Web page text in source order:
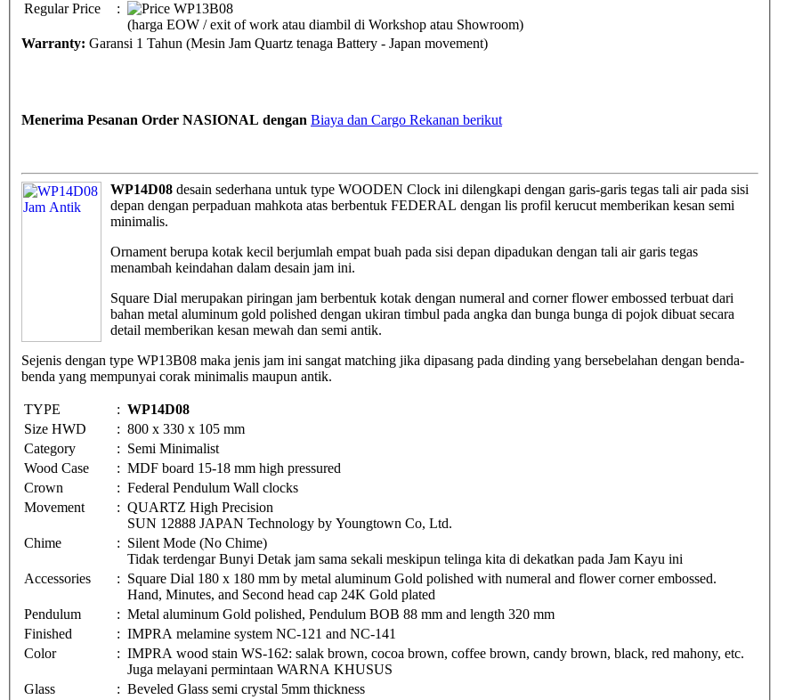
Regular Price
:
(harga EOW / exit of work atau diambil di Workshop atau Showroom)
Warranty: Garansi 1 Tahun (Mesin Jam Quartz tenaga Battery - Japan movement)
Menerima Pesanan Order NASIONAL dengan Biaya dan Cargo Rekanan berikut
WP14D08 desain sederhana untuk type WOODEN Clock ini dilengkapi dengan garis-garis tegas tali air pada sisi
depan dengan perpaduan mahkota atas berbentuk FEDERAL dengan lis profil kerucut memberikan kesan semi
minimalis.
Ornament berupa kotak kecil berjumlah empat buah pada sisi depan dipadukan dengan tali air garis tegas
menambah keindahan dalam desain jam ini.
Square Dial merupakan piringan jam berbentuk kotak dengan numeral and corner flower embossed terbuat dari
bahan metal aluminum gold polished dengan ukiran timbul pada angka dan bunga bunga di pojok dibuat secara
detail memberikan kesan mewah dan semi antik.
Sejenis dengan type WP13B08 maka jenis jam ini sangat matching jika dipasang pada dinding yang bersebelahan dengan benda-
benda yang mempunyai corak minimalis maupun antik.
TYPE : WP14D08
Size HWD
: 800 x 330 x 105 mm
Category
: Semi Minimalist
Wood Case
: MDF board 15-18 mm high pressured
Crown
: Federal Pendulum Wall clocks
Movement
: QUARTZ High Precision
SUN 12888 JAPAN Technology by Youngtown Co, Ltd.
Chime
: Silent Mode (No Chime)
Tidak terdengar Bunyi Detak jam sama sekali meskipun telinga kita di dekatkan pada Jam Kayu ini
Accessories
: Square Dial 180 x 180 mm by metal aluminum Gold polished with numeral and flower corner embossed.
Hand, Minutes, and Second head cap 24K Gold plated
Pendulum
: Metal aluminum Gold polished, Pendulum BOB 88 mm and length 320 mm
Finished
: IMPRA melamine system NC-121 and NC-141
Color
: IMPRA wood stain WS-162: salak brown, cocoa brown, coffee brown, candy brown, black, red mahony, etc.
Juga melayani permintaan WARNA KHUSUS
Glass
: Beveled Glass semi crystal 5mm thickness